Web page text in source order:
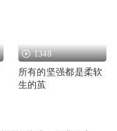
1348
所有的坚强都是柔软
生的茧